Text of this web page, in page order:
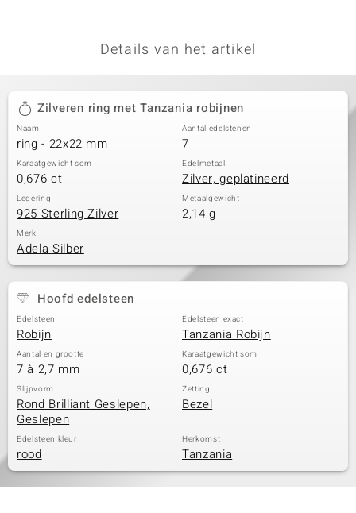
Details van het artikel
Zilveren ring met Tanzania robijnen
Naam
ring - 22x22 mm
Aantal edelstenen
7
Karaatgewicht som
0,676 ct
Edelmetaal
Zilver, geplatineerd
Legering
925 Sterling Zilver
Metaalgewicht
2,14 g
Merk
Adela Silber
Hoofd edelsteen
Edelsteen
Robijn
Edelsteen exact
Tanzania Robijn
Aantal en grootte
7 à 2,7 mm
Karaatgewicht som
0,676 ct
Slijpvorm
Rond Brilliant Geslepen,
Geslepen
Zetting
Bezel
Edelsteen kleur
rood
Herkomst
Tanzania